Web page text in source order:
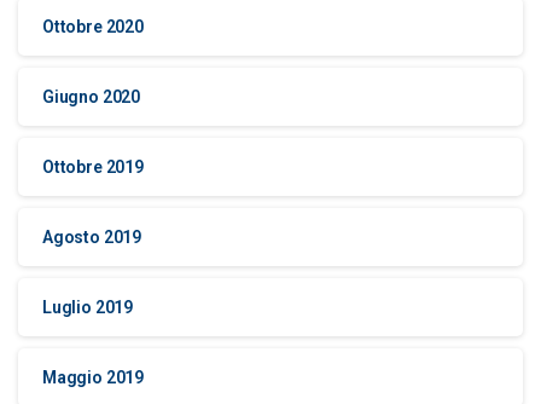
Ottobre 2020
Giugno 2020
Ottobre 2019
Agosto 2019
Luglio 2019
Maggio 2019